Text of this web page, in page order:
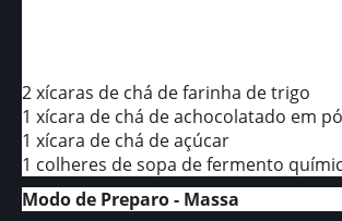
2 xícaras de chá de farinha de trigo
1 xícara de chá de achocolatado em pó
1 xícara de chá de açúcar
1 colheres de sopa de fermento
Modo de Preparo - Massa